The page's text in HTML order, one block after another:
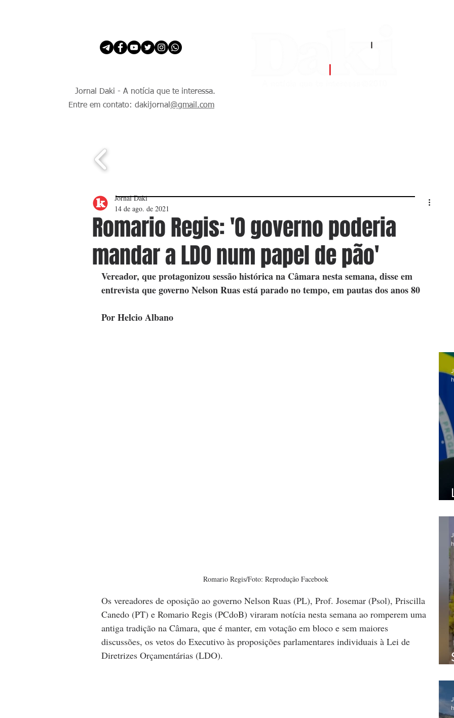
Jornal Daki - A notícia que te interessa.
Entre em contato: dakijornal @gmail.com
Romario Regis: 'O governo poderia
mandar a LDO num papel de pão'
Jornal Daki
14 de ago. de 2021
Vereador, que protagonizou sessão histórica na Câmara nesta semana, disse em
entrevista que governo Nelson Ruas está parado no tempo, em pautas dos anos 80
Por Helcio Albano
Romario Regis/Foto: Reprodução Facebook
Os vereadores de oposição ao governo Nelson Ruas (PL), Prof. Josemar (Psol), Priscilla
Canedo (PT) e Romario Regis (PCdoB) viraram notícia nesta semana ao romperem uma
antiga tradição na Câmara, que é manter, em votação em bloco e sem maiores
discussões, os vetos do Executivo às proposições parlamentares individuais à Lei de
Diretrizes Orçamentárias (LDO).